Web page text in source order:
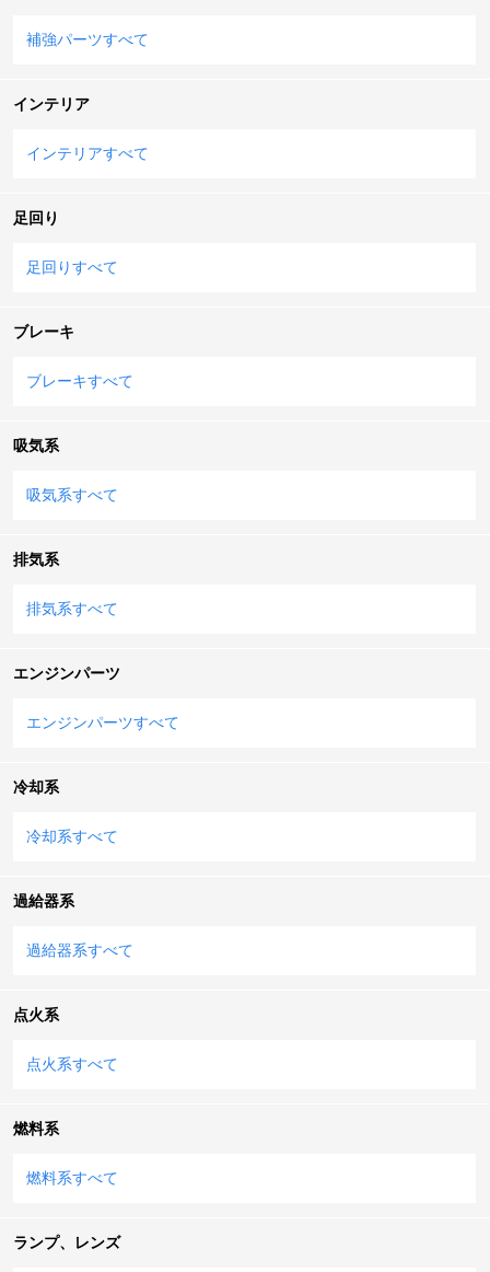
補強パーツすべて
インテリア
インテリアすべて
足回り
足回りすべて
ブレーキ
ブレーキすべて
吸気系
吸気系すべて
排気系
排気系すべて
エンジンパーツ
エンジンパーツすべて
冷却系
冷却系すべて
過給器系
過給器系すべて
点火系
点火系すべて
燃料系
燃料系すべて
ランプ、レンズ